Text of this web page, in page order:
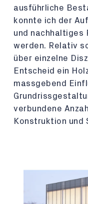
ausführliche
konnte ich der
und nachhaltiges
werden. Relativ
über einzelne
Entscheid ein
massgebend
verbundene
Konstruktion und